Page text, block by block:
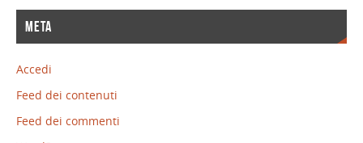
META
Accedi
Feed dei contenuti
Feed dei commenti